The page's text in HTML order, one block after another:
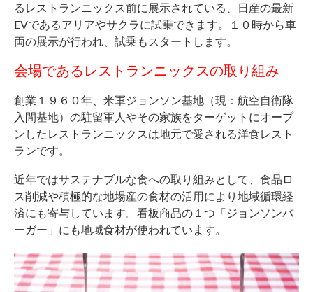
るレストランニックス前に展示されている、日産の最新
EVであるアリアやサクラに試乗できます。１０時から車
両の展示が行われ、試乗もスタートします。
会場であるレストランニックスの取り組み
創業１９６０年、米軍ジョンソン基地（現：航空自衛隊
入間基地）の駐留軍人やその家族をターゲットにオープ
ンしたレストランニックスは地元で愛される洋食レスト
ランです。
近年ではサステナブルな食への取り組みとして、食品ロ
ス削減や積極的な地場産の食材の活用により地域循環経
済にも寄与しています。看板商品の１つ「ジョンソンバ
ーガー」にも地域食材が使われています。